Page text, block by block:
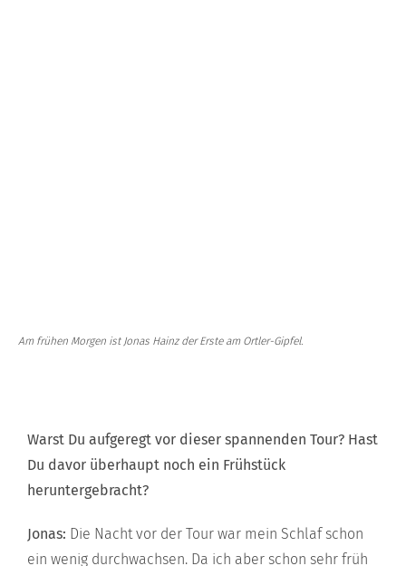
Am frühen Morgen ist Jonas Hainz der Erste am Ortler-Gipfel.
Warst Du aufgeregt vor dieser spannenden Tour? Hast
Du davor überhaupt noch ein Frühstück
heruntergebracht?
Jonas: Die Nacht vor der Tour war mein Schlaf schon
ein wenig durchwachsen. Da ich aber schon sehr früh